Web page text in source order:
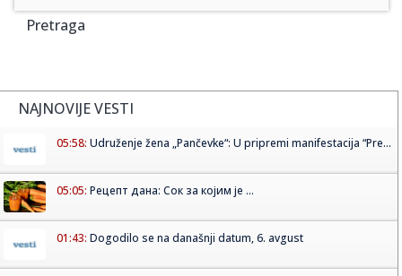
Pretraga
NAJNOVIJE VESTI
05:58: Udruženje žena „Pančevke“: U pripremi manifestacija “Pre...
05:05: Рецепт дана: Сок за којим је ...
01:43: Dogodilo se na današnji datum, 6. avgust